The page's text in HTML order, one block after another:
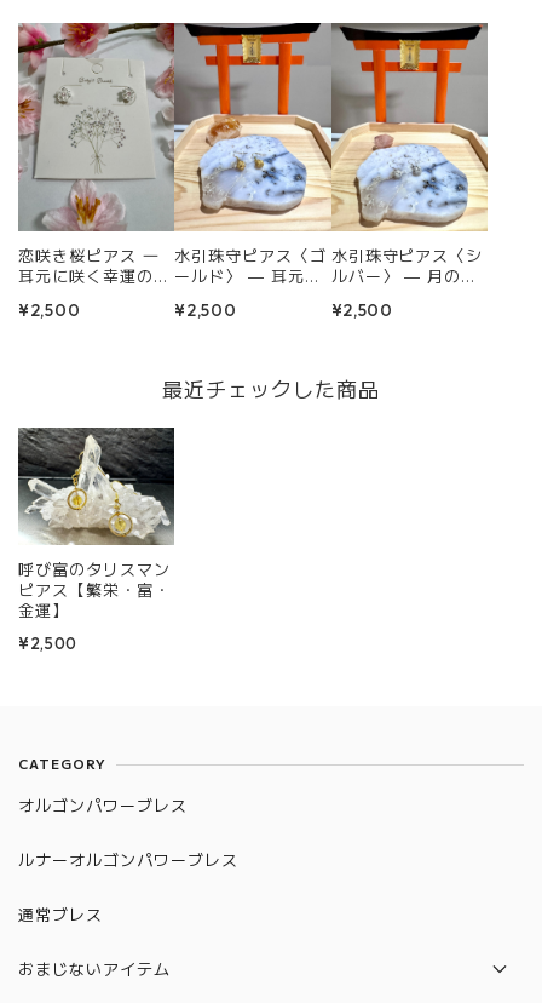
恋咲き桜ピアス ―
耳元に咲く幸運の花
¥2,500
水引珠守ピアス〈ゴ
ールド〉 — 耳元に
動 —
¥2,500
水引珠守ピアス〈シ
ルバー〉 — 月の導
の耳守り —
¥2,500
最近チェックした商品
呼び富のタリスマン
ピアス【繁栄・富・
金運】
¥2,500
CATEGORY
オルゴンパワーブレス
ルナーオルゴンパワーブレス
通常ブレス
おまじないアイテム